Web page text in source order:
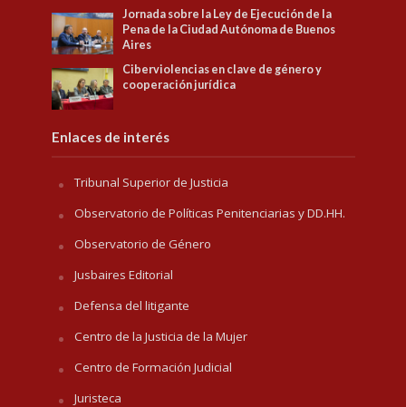
Jornada sobre la Ley de Ejecución de la
Pena de la Ciudad Autónoma de Buenos
Aires
Ciberviolencias en clave de género y
cooperación jurídica
Enlaces de interés
Tribunal Superior de Justicia
Observatorio de Políticas Penitenciarias y DD.HH.
Observatorio de Género
Jusbaires Editorial
Defensa del litigante
Centro de la Justicia de la Mujer
Centro de Formación Judicial
Juristeca